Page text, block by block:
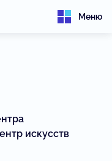
Меню
искусств